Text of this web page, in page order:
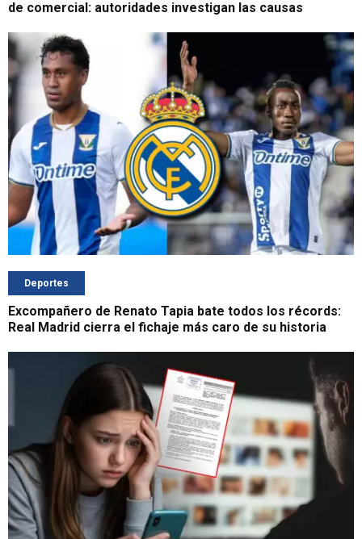
de comercial: autoridades investigan las causas
Deportes
Excompañero de Renato Tapia bate todos los récords:
Real Madrid cierra el fichaje más caro de su historia